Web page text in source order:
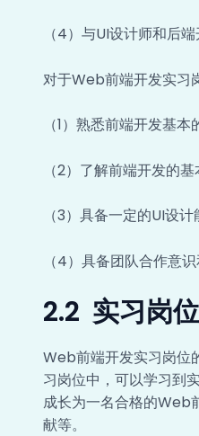
（4）与UI设计师和后
对于Web前端开发实习
（1）熟悉前端开发基
（2）了解前端开发的
（3）具备一定的UI设
（4）具备团队合作意
2.2 实习岗
Web前端开发实习岗位
习岗位中，可以学习到
成长为一名合格的Web
献等。